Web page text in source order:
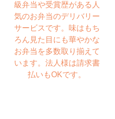
級弁当や受賞歴がある人
気のお弁当のデリバリー
サービスです。味はもち
ろん見た目にも華やかな
お弁当を多数取り揃えて
います。法人様は請求書
払いもOKです。